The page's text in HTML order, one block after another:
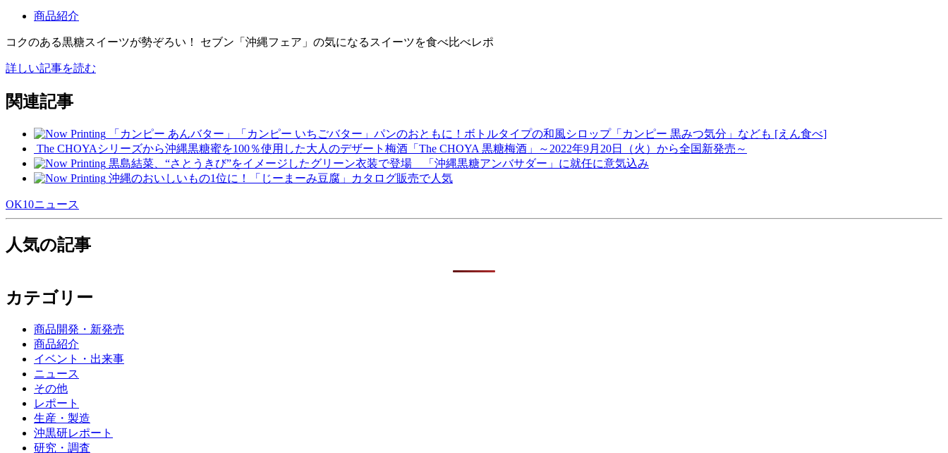
商品紹介
コクのある黒糖スイーツが勢ぞろい！ セブン「沖縄フェア」の気になるスイーツを食べ比べレポ
詳しい記事を読む
関連記事
「カンピー あんバター」「カンピー いちごバター」パンのおともに！ボトルタイプの和風シロップ「カンピー 黒みつ気分」なども [えん食べ]
The CHOYAシリーズから沖縄黒糖蜜を100％使用した大人のデザート梅酒「The CHOYA 黒糖梅酒」～2022年9月20日（火）から全国新発売～
黒島結菜、“さとうきび”をイメージしたグリーン衣装で登場 「沖縄黒糖アンバサダー」に就任に意気込み
沖縄のおいしいもの1位に！「じーまーみ豆腐」カタログ販売で人気
OK10ニュース
人気の記事
カテゴリー
商品開発・新発売
商品紹介
イベント・出来事
ニュース
その他
レポート
生産・製造
沖黒研レポート
研究・調査